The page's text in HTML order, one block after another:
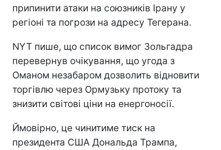
припинити атаки на союзників Ірану у
регіоні та погрози на адресу Тегерана.
NYT пише, що список вимог Зольгадра
перевернув очікування, що угода з
Оманом незабаром дозволить відновити
торгівлю через Ормузьку протоку та
знизити світові ціни на енергоносії.
Ймовірно, це чинитиме тиск на
президента США Дональда Трампа,